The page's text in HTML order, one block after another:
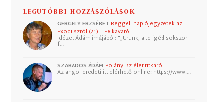
LEGUTÓBBI HOZZÁSZÓLÁSOK
GERGELY ERZSÉBET Reggeli naplójegyzetek az
Exoduszról (21) – Felkavaró
Idézet Ádám imájából: "„Urunk, a te igéd sokszor
f…
SZABADOS ÁDÁM Polányi az élet titkáról
Az angol eredeti itt elérhető online: https://www.…